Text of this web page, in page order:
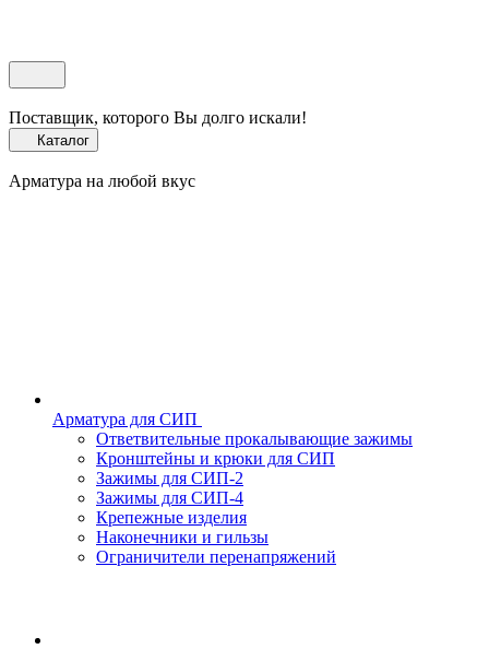
Поставщик, которого Вы долго искали!
Каталог
Арматура на любой вкус
Арматура для СИП
Ответвительные прокалывающие зажимы
Кронштейны и крюки для СИП
Зажимы для СИП-2
Зажимы для СИП-4
Крепежные изделия
Наконечники и гильзы
Ограничители перенапряжений